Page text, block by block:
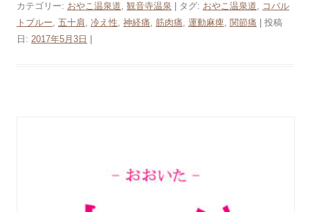
カテゴリー: おやこ温泉道, 観音寺温泉 | タグ: おやこ温泉道, コバル
トブルー, 五十肩, 冷え性, 神経痛, 筋肉痛, 運動麻痺, 関節痛 | 投稿
日: 2017年5月3日